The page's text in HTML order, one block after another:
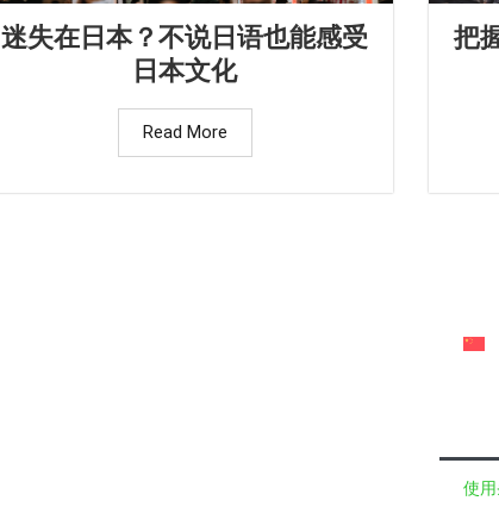
迷失在日本？不说日语也能感受
日本文化
Read More
把
使